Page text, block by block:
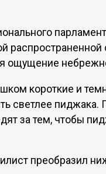
ощущение
короткие и
светлее пиджака.
за тем, чтобы
преобразил